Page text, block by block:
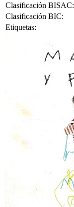
Clasificación BISAC:
Clasificación BIC:
Etiquetas: